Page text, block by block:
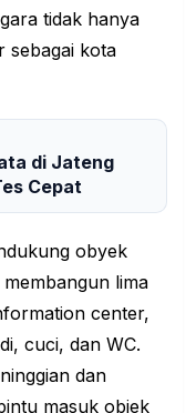
tidak hanya
sebagai kota
di Jateng
Cepat
obyek
lima
center,
cuci, dan WC.
dan
masuk objek